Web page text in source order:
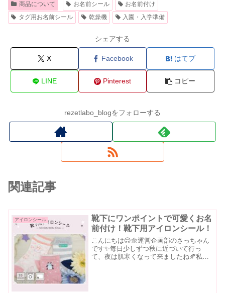
商品について
お名前シール
お名前付け
タグ用お名前シール
乾燥機 入園・入学準備
シェアする
X Facebook はてブ
LINE Pinterest コピー
rezetlabo_blogをフォローする
関連記事
アイロンシール
靴下にワンポイントで可愛くお名
前付け！靴下用アイロンシール！
こんにちは😊🌼運営企画部のさっちゃん
です✨毎日少しずつ秋に近づいて行っ
て、夜は肌寒くなって来ましたね🍂私の